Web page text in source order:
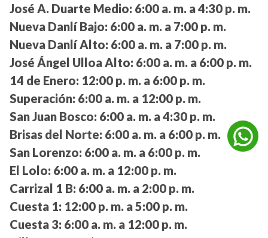
José A. Duarte Medio: 6:00 a. m. a 4:30 p. m.
Nueva Danlí Bajo: 6:00 a. m. a 7:00 p. m.
Nueva Danlí Alto: 6:00 a. m. a 7:00 p. m.
José Ángel Ulloa Alto: 6:00 a. m. a 6:00 p. m.
14 de Enero: 12:00 p. m. a 6:00 p. m.
Superación: 6:00 a. m. a 12:00 p. m.
San Juan Bosco: 6:00 a. m. a 4:30 p. m.
Brisas del Norte: 6:00 a. m. a 6:00 p. m.
San Lorenzo: 6:00 a. m. a 6:00 p. m.
El Lolo: 6:00 a. m. a 12:00 p. m.
Carrizal 1 B: 6:00 a. m. a 2:00 p. m.
Cuesta 1: 12:00 p. m. a 5:00 p. m.
Cuesta 3: 6:00 a. m. a 12:00 p. m.